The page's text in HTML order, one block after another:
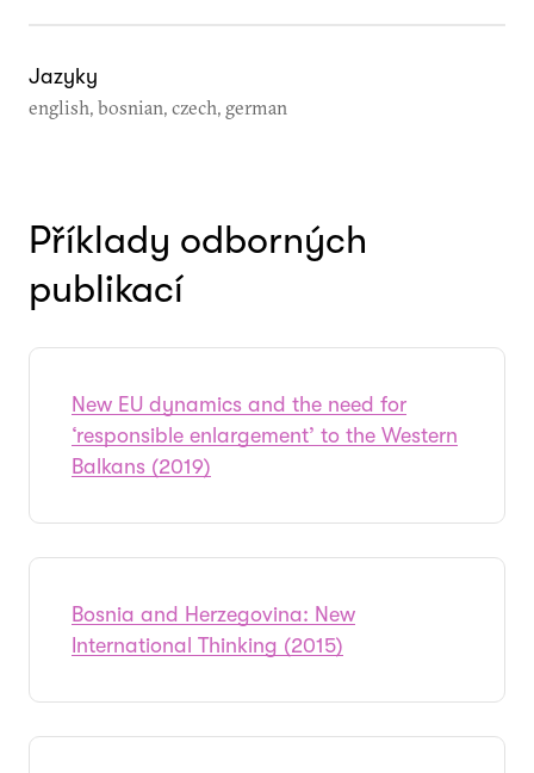
Jazyky
english, bosnian, czech, german
Příklady odborných
publikací
New EU dynamics and the need for
‘responsible enlargement’ to the Western
Balkans (2019)
Bosnia and Herzegovina: New
International Thinking (2015)